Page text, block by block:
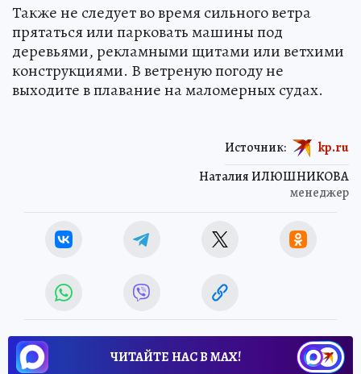
Также не следует во время сильного ветра
прятаться или парковать машины под
деревьями, рекламными щитами или ветхими
конструкциями. В ветреную погоду не
выходите в плавание на маломерных судах.
Наталия ИЛЮШНИКОВА
менеджер
Источник: kp.ru
ЧИТАЙТЕ НАС В МАХ!